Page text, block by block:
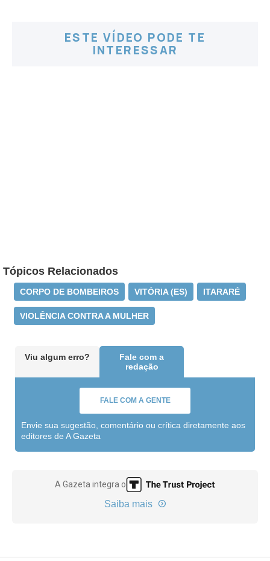
ESTE VÍDEO PODE TE
INTERESSAR
Tópicos Relacionados
CORPO DE BOMBEIROS VITÓRIA (ES) ITARARÉ
VIOLÊNCIA CONTRA A MULHER
Viu algum erro?
Fale com a
redação
FALE COM A GENTE
Envie sua sugestão, comentário ou crítica diretamente aos
editores de A Gazeta
A Gazeta integra o
Saiba mais